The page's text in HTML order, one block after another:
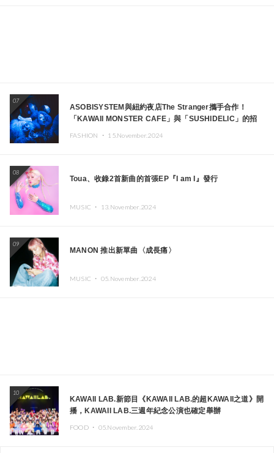
07
ASOBISYSTEM與紐約夜店The Stranger攜手合作！
「KAWAII MONSTER CAFE」與「SUSHIDELIC」的招
FASHION ・ 15.November.2024
08
Toua、收錄2首新曲的首張EP『I am I』發行
MUSIC ・ 13.November.2024
09
MANON 推出新單曲〈成長痛〉
MUSIC ・ 05.November.2024
10
KAWAII LAB.新節目《KAWAII LAB.的超KAWAII之道》開
播，KAWAII LAB.三週年紀念公演也確定舉辦
FOOD ・ 05.November.2024